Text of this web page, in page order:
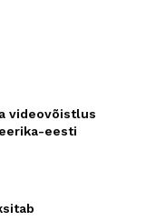
videovõistlus
eesti